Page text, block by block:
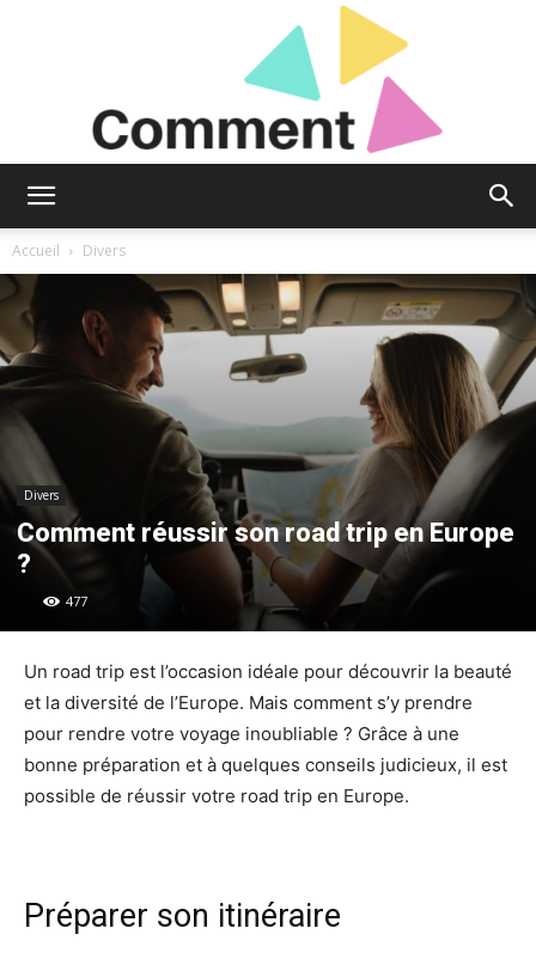
Donc
?
Accueil Divers
Divers
Comment réussir son road trip en Europe
?
477
Un road trip est l’occasion idéale pour découvrir la beauté
et la diversité de l’Europe. Mais comment s’y prendre
pour rendre votre voyage inoubliable ? Grâce à une
bonne préparation et à quelques conseils judicieux, il est
possible de réussir votre road trip en Europe.
Préparer son itinéraire